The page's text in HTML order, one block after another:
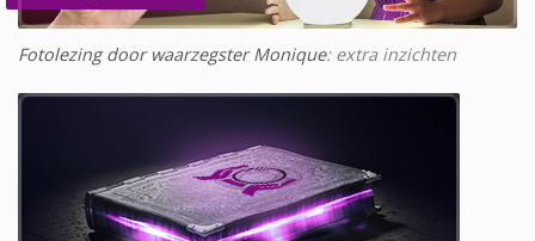
Fotolezing door waarzegster Monique: extra inzichten